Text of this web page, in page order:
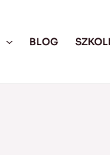
BLOG